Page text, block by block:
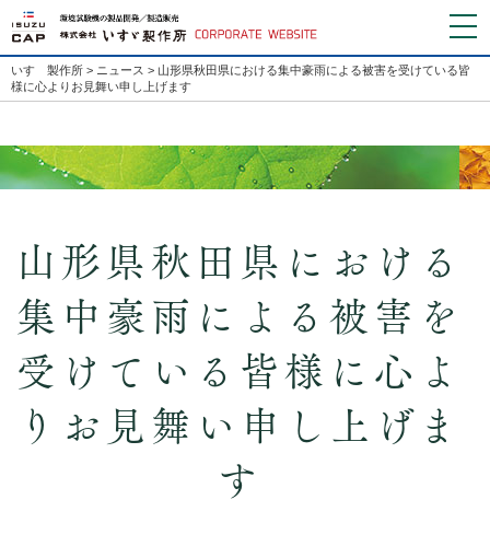
いすゞ製作所 > ニュース > 山形県秋田県における集中豪雨による被害を受けている皆
様に心よりお見舞い申し上げます
山形県秋田県における
集中豪雨による被害を
受けている皆様に心よ
りお見舞い申し上げま
す